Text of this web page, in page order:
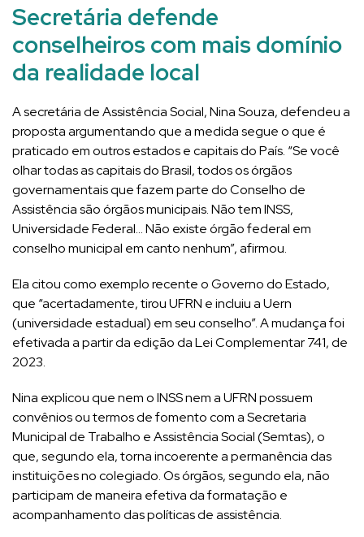
Secretária defende
conselheiros com mais domínio
da realidade local
A secretária de Assistência Social, Nina Souza, defendeu a
proposta argumentando que a medida segue o que é
praticado em outros estados e capitais do País. “Se você
olhar todas as capitais do Brasil, todos os órgãos
governamentais que fazem parte do Conselho de
Assistência são órgãos municipais. Não tem INSS,
Universidade Federal… Não existe órgão federal em
conselho municipal em canto nenhum”, afirmou.
Ela citou como exemplo recente o Governo do Estado,
que “acertadamente, tirou UFRN e incluiu a Uern
(universidade estadual) em seu conselho”. A mudança foi
efetivada a partir da edição da Lei Complementar 741, de
2023.
Nina explicou que nem o INSS nem a UFRN possuem
convênios ou termos de fomento com a Secretaria
Municipal de Trabalho e Assistência Social (Semtas), o
que, segundo ela, torna incoerente a permanência das
instituições no colegiado. Os órgãos, segundo ela, não
participam de maneira efetiva da formatação e
acompanhamento das políticas de assistência.